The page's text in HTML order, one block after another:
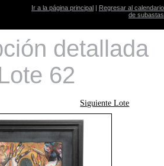
Ir a la página principal | Regresar al calendario
de subastas
detallada
62
Siguiente Lote